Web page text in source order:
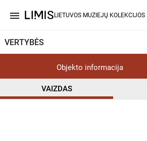
menu LIETUVOS MUZIEJŲ KOLEKCIJOS
VERTYBĖS
Objekto informacija
VAIZDAS
help_outline